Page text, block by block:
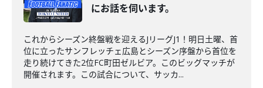
にお話を伺います。
これからシーズン終盤戦を迎えるJリーグJ1！明日土曜、首
位に立ったサンフレッチェ広島とシーズン序盤から首位を
走り続けてきた2位FC町田ゼルビア。このビッグマッチが
開催されます。この試合について、サッカ...